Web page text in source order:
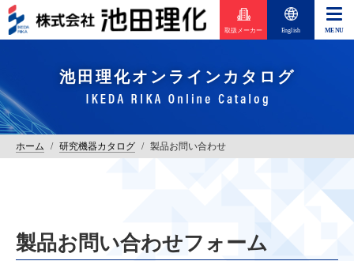
取扱メーカー English
池田理化オンラインカタログ
ホーム / 研究機器カタログ / 製品お問い合わせ
製品お問い合わせフォーム